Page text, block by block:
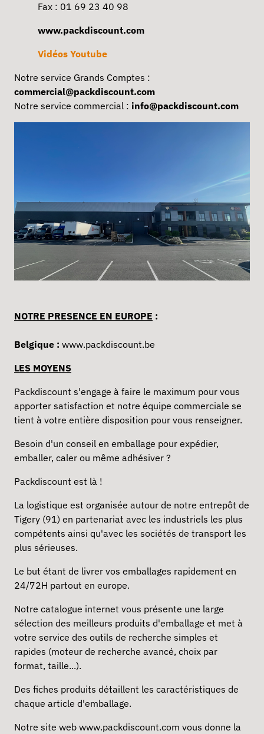
Fax : 01 69 23 40 98
www.packdiscount.com
Vidéos Youtube
Notre service Grands Comptes :
commercial@packdiscount.com
Notre service commercial : info@packdiscount.com
NOTRE PRESENCE EN EUROPE :
Belgique : www.packdiscount.be
LES MOYENS
Packdiscount s'engage à faire le maximum pour vous
apporter satisfaction et notre équipe commerciale se
tient à votre entière disposition pour vous renseigner.
Besoin d'un conseil en emballage pour expédier,
emballer, caler ou même adhésiver ?
Packdiscount est là !
La logistique est organisée autour de notre entrepôt de
Tigery (91) en partenariat avec les industriels les plus
compétents ainsi qu'avec les sociétés de transport les
plus sérieuses.
Le but étant de livrer vos emballages rapidement en
24/72H partout en europe.
Notre catalogue internet vous présente une large
sélection des meilleurs produits d'emballage et met à
votre service des outils de recherche simples et
rapides (moteur de recherche avancé, choix par
format, taille...).
Des fiches produits détaillent les caractéristiques de
chaque article d'emballage.
Notre site web www.packdiscount.com vous donne la